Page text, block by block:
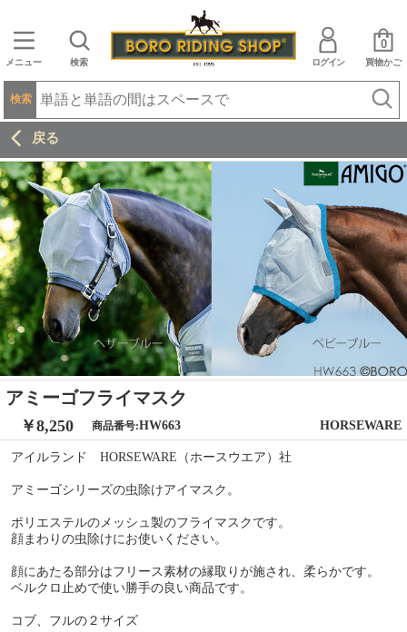
メニュー 検索 ログイン 買物かご
0
検索
戻る
アミーゴフライマスク
￥8,250 商品番号:HW663 HORSEWARE
アイルランド HORSEWARE（ホースウエア）社
アミーゴシリーズの虫除けアイマスク。
ポリエステルのメッシュ製のフライマスクです。
顔まわりの虫除けにお使いください。
顔にあたる部分はフリース素材の縁取りが施され、柔らかです。
ベルクロ止めで使い勝手の良い商品です。
コブ、フルの２サイズ